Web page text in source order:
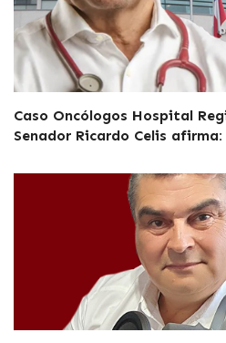
Caso Oncólogos Hospital
Senador Ricardo Celis afirma: